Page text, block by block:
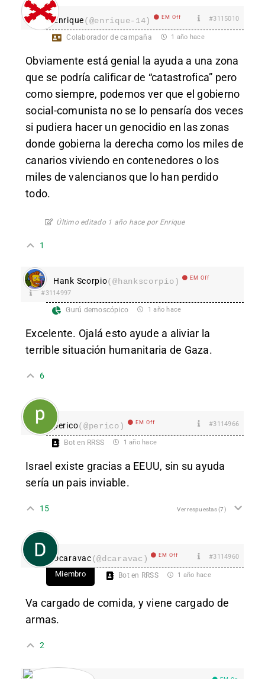
Enrique(@enrique-14) EM Off #3115010
Colaborador de campaña 1 año hace
Obviamente está genial la ayuda a una zona
que se podría calificar de “catastrofica” pero
como siempre, podemos ver que el gobierno
social-comunista no se lo pensaría dos veces
si pudiera hacer un genocidio en las zonas
donde gobierna la derecha como los miles de
canarios viviendo en contenedores o los
miles de valencianos que lo han perdido
todo.
Último editado 1 año hace por Enrique
1
Hank Scorpio(@hankscorpio) EM Off
#3114997
Gurú demoscópico 1 año hace
Excelente. Ojalá esto ayude a aliviar la
terrible situación humanitaria de Gaza.
6
perico(@perico) EM Off #3114966
Bot en RRSS 1 año hace
Israel existe gracias a EEUU, sin su ayuda
sería un pais inviable.
15 Ver respuestas(7)
Dcaravac(@dcaravac) EM Off #3114960
Miembro Bot en RRSS 1 año hace
Va cargado de comida, y viene cargado de
armas.
2